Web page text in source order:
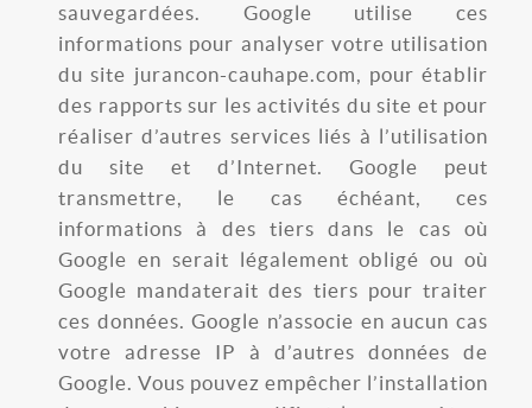
sauvegardées. Google utilise ces
informations pour analyser votre utilisation
du site jurancon-cauhape.com, pour établir
des rapports sur les activités du site et pour
réaliser d’autres services liés à l’utilisation
du site et d’Internet. Google peut
transmettre, le cas échéant, ces
informations à des tiers dans le cas où
Google en serait légalement obligé ou où
Google mandaterait des tiers pour traiter
ces données. Google n’associe en aucun cas
votre adresse IP à d’autres données de
Google. Vous pouvez empêcher l’installation